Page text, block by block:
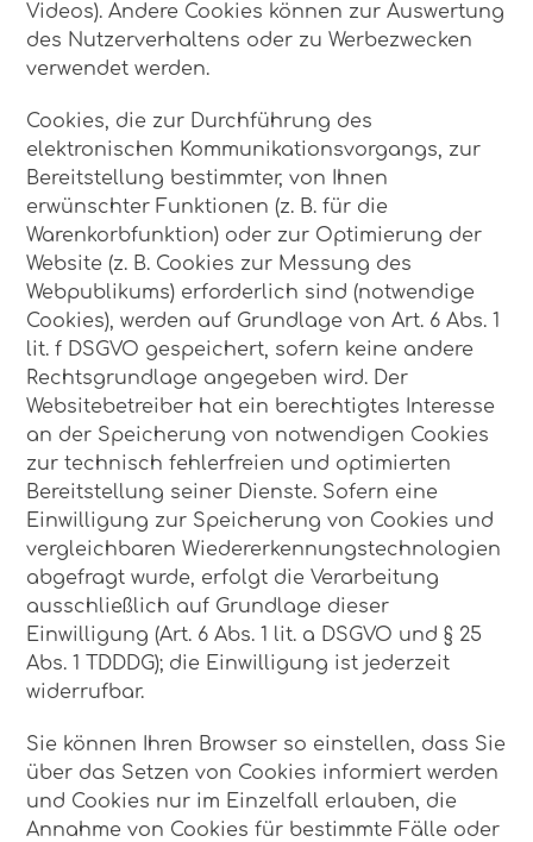
Videos). Andere Cookies können zur Auswertung
des Nutzerverhaltens oder zu Werbezwecken
verwendet werden.
Cookies, die zur Durchführung des
elektronischen Kommunikationsvorgangs, zur
Bereitstellung bestimmter, von Ihnen
erwünschter Funktionen (z. B. für die
Warenkorbfunktion) oder zur Optimierung der
Website (z. B. Cookies zur Messung des
Webpublikums) erforderlich sind (notwendige
Cookies), werden auf Grundlage von Art. 6 Abs. 1
lit. f DSGVO gespeichert, sofern keine andere
Rechtsgrundlage angegeben wird. Der
Websitebetreiber hat ein berechtigtes Interesse
an der Speicherung von notwendigen Cookies
zur technisch fehlerfreien und optimierten
Bereitstellung seiner Dienste. Sofern eine
Einwilligung zur Speicherung von Cookies und
vergleichbaren Wiedererkennungstechnologien
abgefragt wurde, erfolgt die Verarbeitung
ausschließlich auf Grundlage dieser
Einwilligung (Art. 6 Abs. 1 lit. a DSGVO und § 25
Abs. 1 TDDDG); die Einwilligung ist jederzeit
widerrufbar.
Sie können Ihren Browser so einstellen, dass Sie
über das Setzen von Cookies informiert werden
und Cookies nur im Einzelfall erlauben, die
Annahme von Cookies für bestimmte Fälle oder